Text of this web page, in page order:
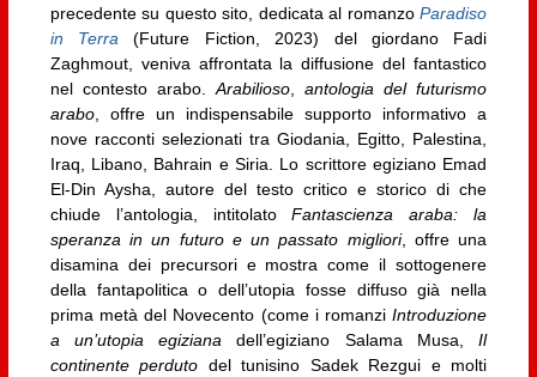
precedente su questo sito, dedicata al romanzoParadiso
in Terra (Future Fiction, 2023) del giordano Fadi
Zaghmout, veniva affrontata la diffusione del fantastico
nel contesto arabo.Arabilioso,antologia del futurismo
arabo, offre un indispensabile supporto informativo a
nove racconti selezionati tra Giodania, Egitto, Palestina,
Iraq, Libano, Bahrain e Siria. Lo scrittore egiziano Emad
El-Din Aysha, autore del testo critico e storico di che
chiude l’antologia, intitolatoFantascienza araba: la
speranza in un futuro e un passato migliori, offre una
disamina dei precursori e mostra come il sottogenere
della fantapolitica o dell’utopia fosse diffuso già nella
prima metà del Novecento (come i romanziIntroduzione
a un’utopia egiziana dell’egiziano Salama Musa,Il
continente perduto del tunisino Sadek Rezgui e molti